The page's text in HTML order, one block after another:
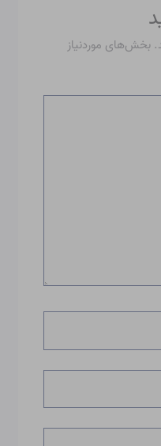
بخش‌های موردنیاز